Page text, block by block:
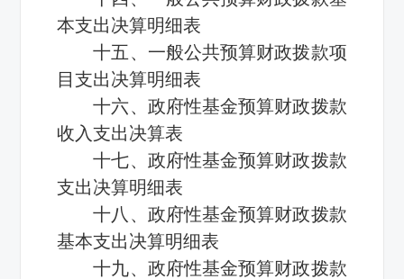
本支出决算明细表
十五、一般公共预算财政拨款项
目支出决算明细表
十六、政府性基金预算财政拨款
收入支出决算表
十七、政府性基金预算财政拨款
支出决算明细表
十八、政府性基金预算财政拨款
基本支出决算明细表
十九、政府性基金预算财政拨款